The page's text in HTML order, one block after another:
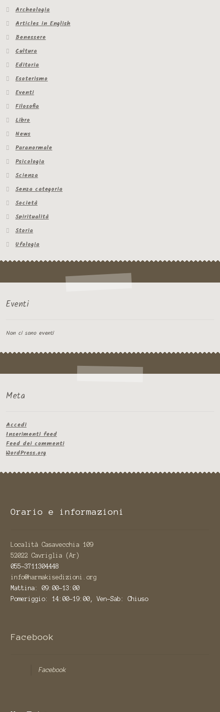
Archeologia
Articles in English
Benessere
Cultura
Editoria
Esoterismo
Eventi
Filosofia
Libro
News
Paranormale
Psicologia
Scienza
Senza categoria
Società
Spiritualità
Storia
Ufologia
Eventi
Non ci sono eventi
Meta
Accedi
Inserimenti feed
Feed dei commenti
WordPress.org
Orario e informazioni
Località Casavecchia 109
52022 Cavriglia (Ar)
055-3711304448
info@harmakisedizioni.org
Mattina: 09:00-13:00
Pomeriggio: 14:00-19:00, Ven-Sab: Chiuso
Facebook
Facebook